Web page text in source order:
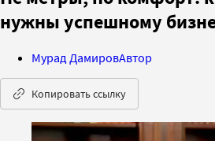
нужны успешному
Мурад ДамировАвтор
Копировать ссылку